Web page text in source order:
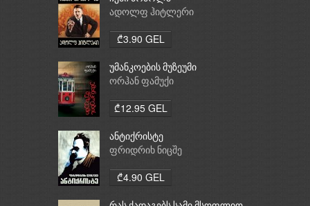
ადოლფ ჰიტლერი
₾3.90 GEL
უმანკოების მუზეუმი
ორჰან ფამუქი
₾12.95 GEL
ანტიქრისტე
ფრიდრიხ ნიცშე
₾4.90 GEL